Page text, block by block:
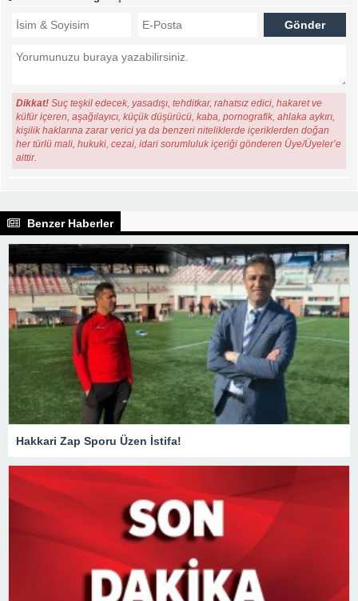
Dikkat! Suç teşkil edecek, yasadışı, tehditkar, rahatsız edici, hakaret ve
küfür içeren, aşağılayıcı, küçük düşürücü, kaba, pornografik, ahlaka aykırı,
kişilik haklarına zarar verici ya da benzeri niteliklerde içeriklerden doğan
her türlü mali, hukuki, cezai, idari sorumluluk içeriği gönderen Üye/Üyeler’e
aittir.
Benzer Haberler
Hakkari Zap Sporu Üzen İstifa!